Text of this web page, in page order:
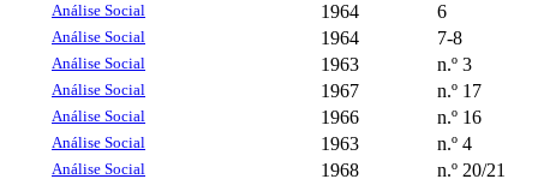
Análise Social
1964 6
Análise Social 1964 7-8
Análise Social 1963 n.º 3
Análise Social 1967 n.º 17
Análise Social 1966 n.º 16
Análise Social 1963 n.º 4
Análise Social 1968 n.º 20/21